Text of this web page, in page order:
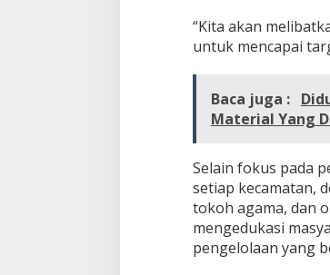
“Kita akan
untuk mencapai
Baca juga :
Material Yang
Selain fokus pada
setiap kecamatan,
tokoh agama, dan
mengedukasi
pengelolaan yang